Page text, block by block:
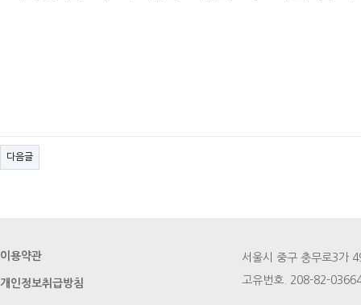
다음글
이용약관
개인정보취급방침
서울시 중구 충무로3가
고유번호. 208-82-